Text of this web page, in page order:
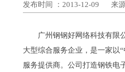
发布时间 ：2013-12-09 来
广州钢钢好网络科技有限
大型综合服务企业，是一家以
服务提供商。公司打造钢铁电